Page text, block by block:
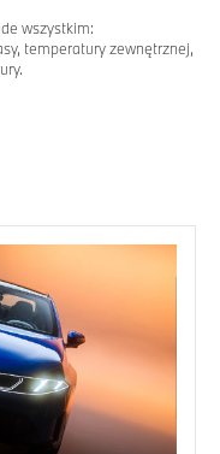
wszystkim:
temperatury zewnętrznej,